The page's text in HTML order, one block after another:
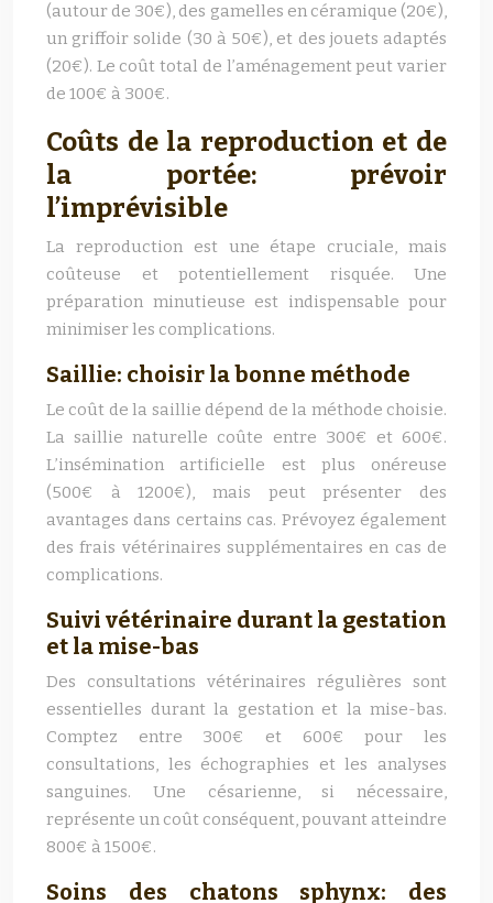
(autour de 30€), des gamelles en céramique (20€),
un griffoir solide (30 à 50€), et des jouets adaptés
(20€). Le coût total de l’aménagement peut varier
de 100€ à 300€.
Coûts de la reproduction et de
la portée: prévoir
l’imprévisible
La reproduction est une étape cruciale, mais
coûteuse et potentiellement risquée. Une
préparation minutieuse est indispensable pour
minimiser les complications.
Saillie: choisir la bonne méthode
Le coût de la saillie dépend de la méthode choisie.
La saillie naturelle coûte entre 300€ et 600€.
L’insémination artificielle est plus onéreuse
(500€ à 1200€), mais peut présenter des
avantages dans certains cas. Prévoyez également
des frais vétérinaires supplémentaires en cas de
complications.
Suivi vétérinaire durant la gestation
et la mise-bas
Des consultations vétérinaires régulières sont
essentielles durant la gestation et la mise-bas.
Comptez entre 300€ et 600€ pour les
consultations, les échographies et les analyses
sanguines. Une césarienne, si nécessaire,
représente un coût conséquent, pouvant atteindre
800€ à 1500€.
Soins des chatons sphynx: des